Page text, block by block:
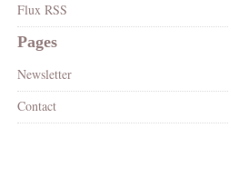
Flux RSS
Pages
Newsletter
Contact